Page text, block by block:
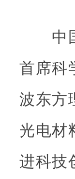
中国
首席科
波东方
光电材
进科技